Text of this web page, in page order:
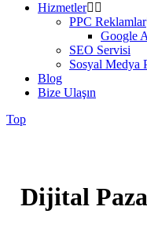
Hizmetler
PPC Reklamlar
Google
SEO Servisi
Sosyal Medya
Blog
Bize Ulaşın
Top
Dijital